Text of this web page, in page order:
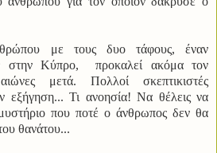
με τους δυο τάφους, έναν
στην Κύπρο, προκαλεί ακόμα τον
μετά. Πολλοί σκεπτικιστές
εξήγηση... Τι ανοησία! Να θέλεις να
που ποτέ ο άνθρωπος δεν θα
θανάτου...